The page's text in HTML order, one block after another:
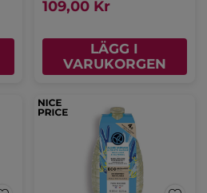
109,00 Kr
LÄGG I
VARUKORGEN